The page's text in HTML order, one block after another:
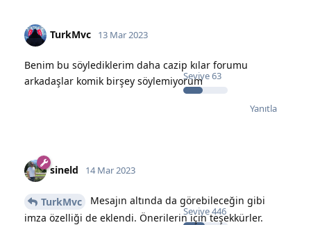
TurkMvc
Seviye63
13 Mar 2023
Benim bu söylediklerim daha cazip kılar forumu
arkadaşlar komik birşey söylemiyorum
Yanıtla
sineld
Seviye446
14 Mar 2023
TurkMvc
Mesajın altında da görebileceğin gibi
imza özelliği de eklendi. Önerilerin için teşekkürler.